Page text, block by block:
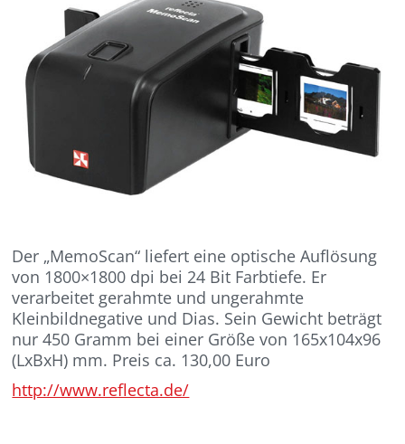
Der „MemoScan“ liefert eine optische Auflösung
von 1800×1800 dpi bei 24 Bit Farbtiefe. Er
verarbeitet gerahmte und ungerahmte
Kleinbildnegative und Dias. Sein Gewicht beträgt
nur 450 Gramm bei einer Größe von 165x104x96
(LxBxH) mm. Preis ca. 130,00 Euro
http://www.reflecta.de/